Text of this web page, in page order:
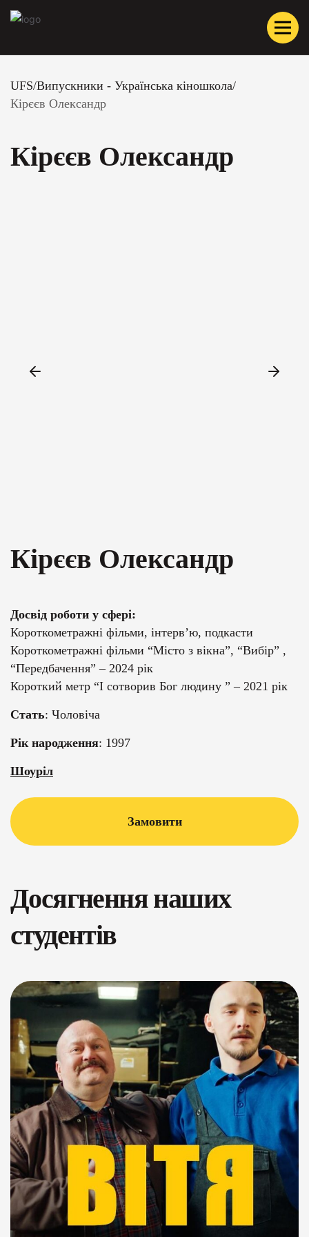
UFS/Випускники - Українська кіношкола/
Кірєєв Олександр
Кірєєв Олександр
Кірєєв Олександр
Досвід роботи у сфері:
Короткометражні фільми, інтерв’ю, подкасти
Короткометражні фільми “Місто з вікна”, “Вибір” ,
“Передбачення” – 2024 рік
Короткий метр “І сотворив Бог людину ” – 2021 рік
Стать: Чоловіча
Рік народження: 1997
Шоуріл
Замовити
Досягнення наших
студентів